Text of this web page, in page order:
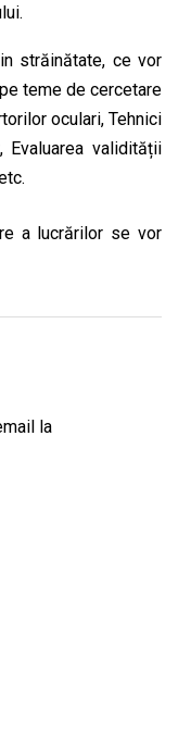
străinătate, ce vor
teme de cercetare
oculari, Tehnici
validității
a lucrărilor se vor
sau trimite un email la